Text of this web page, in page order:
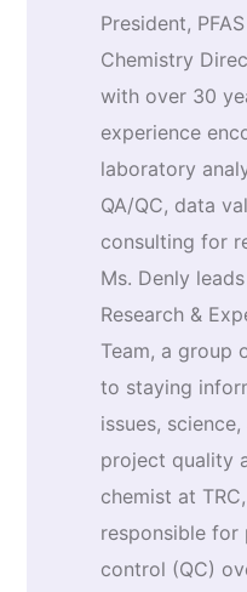
President,
Chemistry
with over 30
experience
laboratory
QA/QC, data
consulting for
Ms. Denly
Research &
Team, a group
to staying
issues,
project quality
chemist at
responsible for
control (QC)